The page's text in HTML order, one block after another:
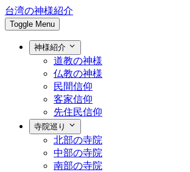
台湾の神様紹介
Toggle Menu
神様紹介
道教の神様
仏教の神様
民間信仰
客家信仰
先住民信仰
寺院巡り
北部の寺院
中部の寺院
南部の寺院